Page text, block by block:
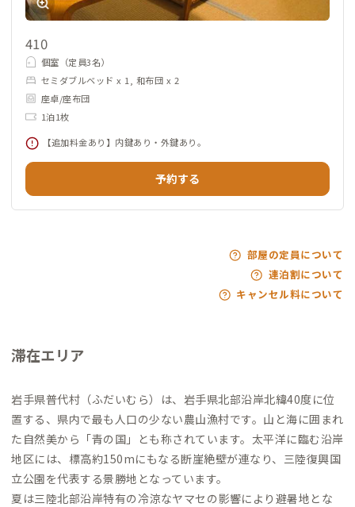
410
個室（定員3名）
セミダブルベッド x 1, 和布団 x 2
座卓/座布団
1泊1枚
【追加料金あり】内鍵あり・外鍵あり。
予約する
部屋の定員について
連泊割について
キャンセル料について
滞在エリア
岩手県普代村（ふだいむら）は、岩手県北部沿岸北緯40度に位
置する、県内で最も人口の少ない農山漁村です。山と海に囲まれ
た自然美から「青の国」とも称されています。太平洋に臨む沿岸
地区には、標高約150mにもなる断崖絶壁が連なり、三陸復興国
立公園を代表する景勝地となっています。
夏は三陸北部沿岸特有の冷涼なヤマセの影響により避暑地とな